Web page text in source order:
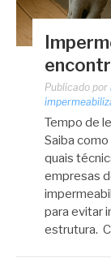
Publicado por
Tempo de
Saiba
quais
empresas
para evitar
estrutura.